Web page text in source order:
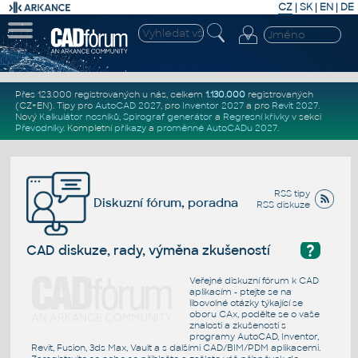
CZ | SK| EN | DE
Přes 123.000 registrovaných u nás, celkem 1.130.000registrovaných
(CZ+EN). Tipy pro AutoCAD 2027, pro Inventor 2027a pro Revit 2027.
Nový Kalkulátor nosníků, Spirograf generátor a Regresní křivkyv sekci
Převodníky. Kompletní příkazya proměnné AutoCADu 2027.
RSS tipy
RSS diskuze
Diskuzní fórum, poradna
?
CAD diskuze, rady, výměna zkušeností
Veřejné diskuzní fórum k CAD
aplikacím - ptejte se na
libovolné otázky týkající se
oboru CAx, podělte se o vaše
znalosti a zkušenosti s
programy AutoCAD, Inventor,
Revit, Fusion, 3ds Max, Vault a s dalšími CAD/BIM/PDM aplikacemi.